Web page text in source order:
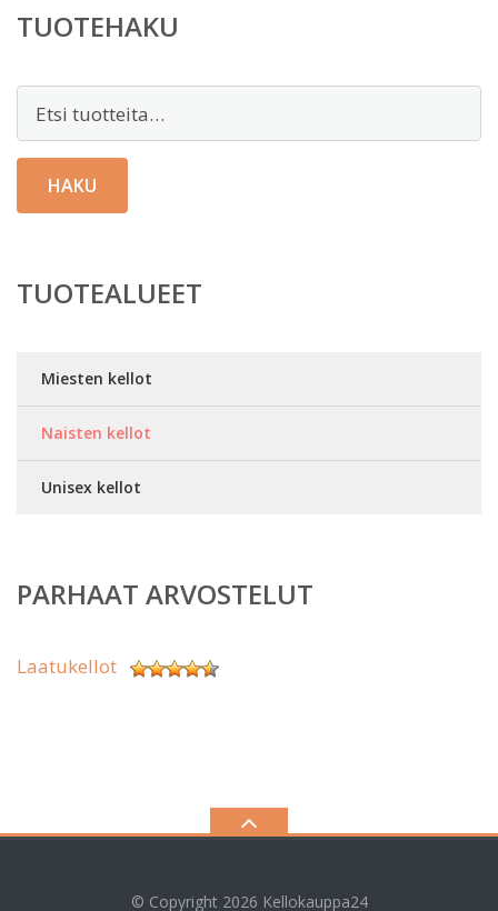
TUOTEHAKU
HAKU
TUOTEALUEET
Miesten kellot
Naisten kellot
Unisex kellot
PARHAAT ARVOSTELUT
Laatukellot
© Copyright 2026 Kellokauppa24